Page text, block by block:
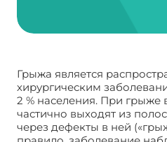
Грыжа является
хирургическим
2 % населения. При грыже
частично выходят из
через дефекты в ней